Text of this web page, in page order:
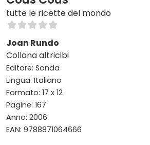
tutte le ricette del mondo
Joan Rundo
Collana altricibi
Editore: Sonda
Lingua: Italiano
Formato: 17 x 12
Pagine: 167
Anno: 2006
EAN: 9788871064666